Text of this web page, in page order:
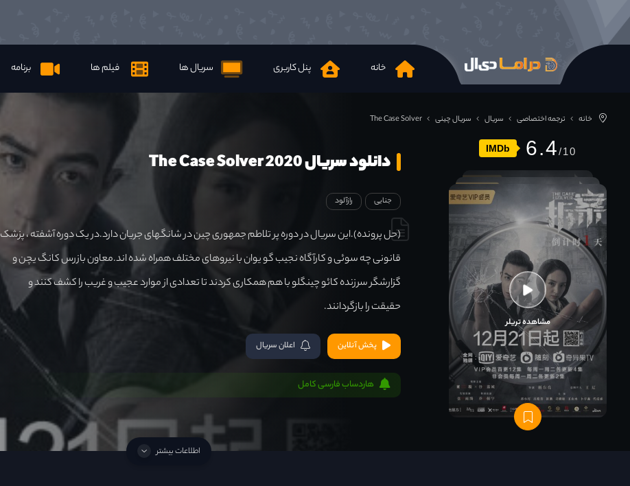
خانه پنل کاربری سریال ها فیلم ها برنامه
خانه ترجمه اختصاصی سریال سریال چینی The Case Solver
IMDb 6.4
مشاهده تریلر
دانلود سریال The Case Solver 2020
جنایی رازآلود
(حل پرونده).این سریال در دوره پر تلاطم جمهوری چین در شانگهای جریان دارد.در یک دوره آشفته ، پزشک
قانونی چه سوئی و کارآگاه نجیب گو یوان با نیروهای مختلف همراه شده اند.معاون بازرس کانگ یچن و
گزارشگر سرزنده کائو چینگلو با هم همکاری کردند تا تعدادی از موارد عجیب و غریب را کشف کنند و
حقیقت را بازگردانند.
پخش آنلاین اعلان سریال
هاردساب فارسی کامل
اطلاعات بیشتر